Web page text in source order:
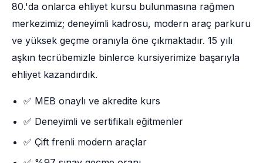
80.'da onlarca ehliyet kursu bulunmasına rağmen
merkezimiz; deneyimli kadrosu, modern araç parkuru
ve yüksek geçme oranıyla öne çıkmaktadır. 15 yılı
aşkın tecrübemizle binlerce kursiyerimize başarıyla
ehliyet kazandırdık.
✅ MEB onaylı ve akredite kurs
✅ Deneyimli ve sertifikalı eğitmenler
✅ Çift frenli modern araçlar